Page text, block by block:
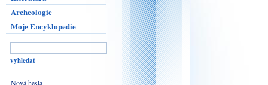
Archeologie
Moje Encyklopedie
Nová hesla